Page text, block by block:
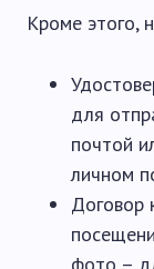
Кроме этого,
для
почтой
личном
Договор